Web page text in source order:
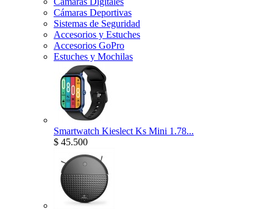
Cámaras Deportivas
Sistemas de Seguridad
Accesorios y Estuches
Accesorios GoPro
Estuches y Mochilas
Smartwatch Kieslect Ks Mini 1.78...
$ 45.500